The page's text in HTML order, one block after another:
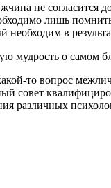
не согласится
лишь
необходим в
мудрость о самом
то вопрос
совет
различных